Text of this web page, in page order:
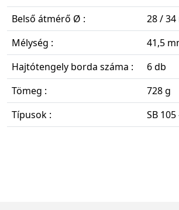
Belső átmérő Ø :
28 / 34
Mélység :
41,5
Hajtótengely borda száma :
6 db
Tömeg :
728 g
Típusok :
SB